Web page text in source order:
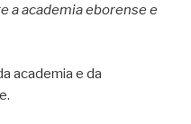
a academia eborense e
academia e da